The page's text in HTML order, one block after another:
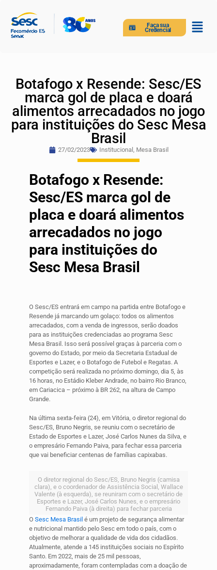
Faça sua
Credencial
Botafogo x Resende: Sesc/ES
marca gol de placa e doará
alimentos arrecadados no jogo
para instituições do Sesc Mesa
Brasil
27/02/2023 Institucional , Mesa Brasil
Botafogo x Resende:
Sesc/ES marca gol de
placa e doará alimentos
arrecadados no jogo
para instituições do
Sesc Mesa Brasil
O Sesc/ES entrará em campo na partida entre Botafogo e
Resende já marcando um golaço: todos os alimentos
arrecadados, com a venda de ingressos, serão doados
para as instituições credenciadas ao programa Sesc
Mesa Brasil. Isso será possível graças à parceria com o
governo do Estado, por meio da Secretaria Estadual de
Esportes e Lazer, e o Botafogo de Futebol e Regatas. A
competição será realizada no próximo domingo, dia 5, às
16 horas, no Estádio Kleber Andrade, no bairro Rio Branco,
em Cariacica – próximo à BR 262, na altura de Campo
Grande.
Na última sexta-feira (24), em Vitória, o diretor regional do
Sesc/ES, Bruno Negris, se reuniu com o secretário de
Estado de Esportes e Lazer, José Carlos Nunes da Silva, e
o empresário Fernando Paiva, para fechar essa parceria
que vai beneficiar centenas de famílias capixabas.
O diretor regional do Sesc/ES, Bruno Negris (camisa
clara), e o coordenador de Assistência Social, Wallace
Valente (à esquerda), se reuniram com o secretário de
Esportes e Lazer, José Carlos Nunes, e o empresário
Fernando Paiva (à direita) para fechar parceria
O Sesc Mesa Brasil é um projeto de segurança alimentar
e nutricional mantido pelo Sesc em todo o país, com o
objetivo de melhorar a qualidade de vida dos cidadãos.
Atualmente, atende a 145 instituições sociais no Espírito
Santo. Em 2022, mais de 25 mil pessoas,
aproximadamente, foram contempladas com a doação de